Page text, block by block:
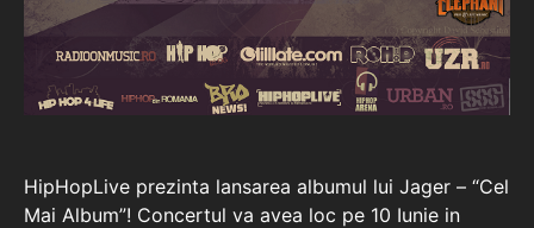
HipHopLive prezinta lansarea albumul lui Jager – “Cel
Mai Album”! Concertul va avea loc pe 10 Iunie in